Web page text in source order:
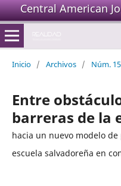
Central American
Inicio / Archivos / Núm.
Entre
barreras de la
hacia un nuevo modelo
escuela salvadoreña en